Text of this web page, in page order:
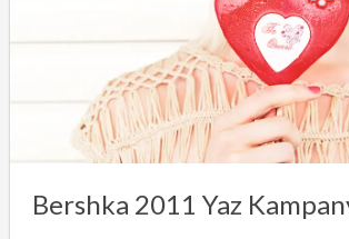
Bershka 2011 Yaz